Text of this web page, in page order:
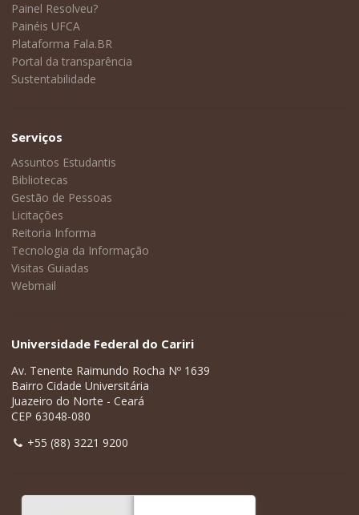
Painel Resolveu?
Painéis UFCA
Plataforma Fala.BR
Portal da transparência
Sustentabilidade
Serviços
Assuntos Estudantis
Bibliotecas
Gestão de Pessoas
Licitações
Reitoria Informa
Tecnologia da Informação
Visitas Guiadas
Webmail
Universidade Federal do Cariri
Av. Tenente Raimundo Rocha Nº 1639
Bairro Cidade Universitária
Juazeiro do Norte - Ceará
CEP 63048-080
+55 (88) 3221 9200